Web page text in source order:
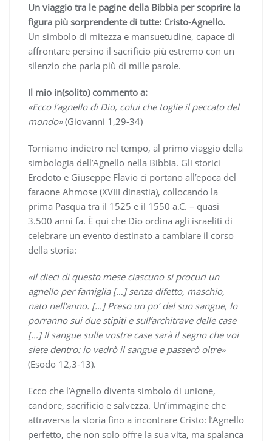
Un viaggio tra le pagine della Bibbia per scoprire la
figura più sorprendente di tutte: Cristo-Agnello.
Un simbolo di mitezza e mansuetudine, capace di
affrontare persino il sacrificio più estremo con un
silenzio che parla più di mille parole.
Il mio in(solito) commento a:
«Ecco l’agnello di Dio, colui che toglie il peccato del
mondo»(Giovanni 1,29-34)
Torniamo indietro nel tempo, al primo viaggio della
simbologia dell’Agnello nella Bibbia. Gli storici
Erodoto e Giuseppe Flavio ci portano all’epoca del
faraone Ahmose (XVIII dinastia), collocando la
prima Pasqua tra il 1525 e il 1550 a.C. – quasi
3.500 anni fa. È qui che Dio ordina agli israeliti di
celebrare un evento destinato a cambiare il corso
della storia:
«Il dieci di questo mese ciascuno si procuri un
agnello per famiglia […] senza difetto, maschio,
nato nell’anno. […] Preso un po’ del suo sangue, lo
porranno sui due stipiti e sull’architrave delle case
[…] Il sangue sulle vostre case sarà il segno che voi
siete dentro: io vedrò il sangue e passerò oltre»
(Esodo 12,3-13).
Ecco che l’Agnello diventa simbolo di unione,
candore, sacrificio e salvezza. Un’immagine che
attraversa la storia fino a incontrare Cristo: l’Agnello
perfetto, che non solo offre la sua vita, ma spalanca